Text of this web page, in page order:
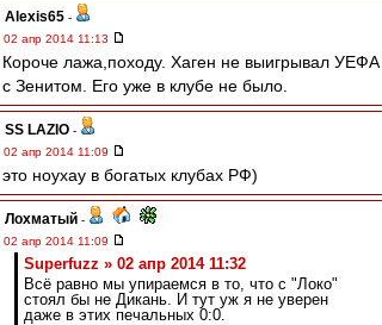
Alexis65 -
02 апр 2014 11:13
Короче лажа,походу. Хаген не выигрывал УЕФА
с Зенитом. Его уже в клубе не было.
SS LAZIO -
02 апр 2014 11:09
это ноухау в богатых клубах РФ)
Лохматый -
02 апр 2014 11:09
Superfuzz » 02 апр 2014 11:32
Всё равно мы упираемся в то, что с "Локо"
стоял бы не Дикань. И тут уж я не уверен
даже в этих печальных 0:0.